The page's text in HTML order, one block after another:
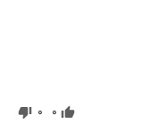
0
0